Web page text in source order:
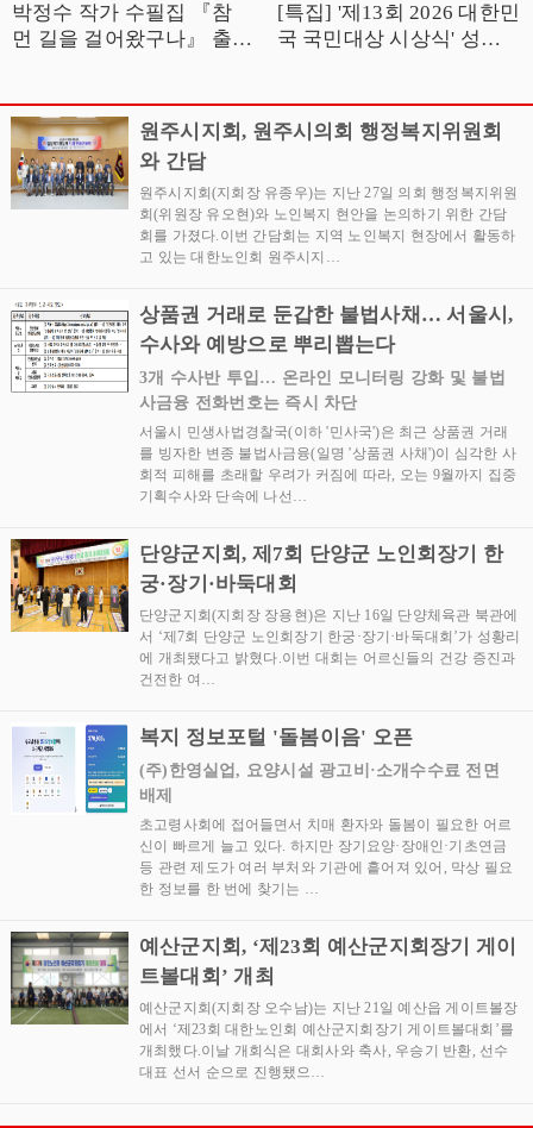
박정수 작가 수필집 『참
먼 길을 걸어왔구나』 출판
[특집] '제13회 2026 대한민
국 국민대상 시상식' 성황
원주시지회, 원주시의회 행정복지위원회
와 간담
원주시지회(지회장 유종우)는 지난 27일 의회 행정복지위원
회(위원장 유오현)와 노인복지 현안을 논의하기 위한 간담
회를 가졌다.이번 간담회는 지역 노인복지 현장에서 활동하
고 있는 대한노인회 원주시지…
상품권 거래로 둔갑한 불법사채… 서울시,
수사와 예방으로 뿌리뽑는다
3개 수사반 투입… 온라인 모니터링 강화 및 불법
사금융 전화번호는 즉시 차단
서울시 민생사법경찰국(이하 '민사국')은 최근 상품권 거래
를 빙자한 변종 불법사금융(일명 '상품권 사채')이 심각한 사
회적 피해를 초래할 우려가 커짐에 따라, 오는 9월까지 집중
기획수사와 단속에 나선…
단양군지회, 제7회 단양군 노인회장기 한
궁·장기·바둑대회
단양군지회(지회장 장용현)은 지난 16일 단양체육관 북관에
서 ‘제7회 단양군 노인회장기 한궁·장기·바둑대회’가 성황리
에 개최됐다고 밝혔다.이번 대회는 어르신들의 건강 증진과
건전한 여…
복지 정보포털 '돌봄이음' 오픈
(주)한영실업, 요양시설 광고비·소개수수료 전면
배제
초고령사회에 접어들면서 치매 환자와 돌봄이 필요한 어르
신이 빠르게 늘고 있다. 하지만 장기요양·장애인·기초연금
등 관련 제도가 여러 부처와 기관에 흩어져 있어, 막상 필요
한 정보를 한 번에 찾기는 …
예산군지회, ‘제23회 예산군지회장기 게이
트볼대회’ 개최
예산군지회(지회장 오수남)는 지난 21일 예산읍 게이트볼장
에서 ‘제23회 대한노인회 예산군지회장기 게이트볼대회’를
개최했다.이날 개회식은 대회사와 축사, 우승기 반환, 선수
대표 선서 순으로 진행됐으…